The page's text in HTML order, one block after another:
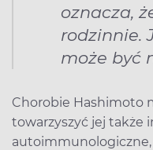
oznacza,
rodzinnie.
może być
Chorobie Hashimoto
towarzyszyć jej także
autoimmunologiczne,